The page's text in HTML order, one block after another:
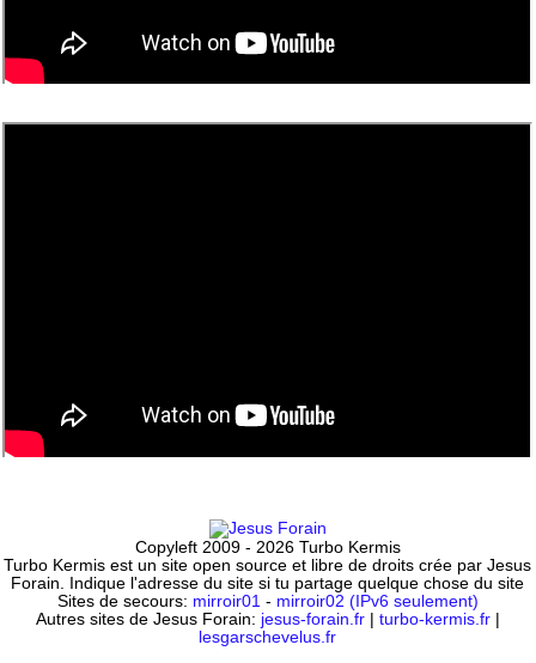
Copyleft 2009 - 2026 Turbo Kermis
Turbo Kermis est un site open source et libre de droits crée par Jesus
Forain. Indique l'adresse du site si tu partage quelque chose du site
Sites de secours: mirroir01 - mirroir02 (IPv6 seulement)
Autres sites de Jesus Forain: jesus-forain.fr| turbo-kermis.fr|
lesgarschevelus.fr